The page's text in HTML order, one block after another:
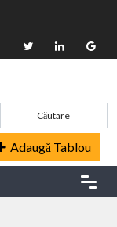
Căutare
Adaugă Tablou